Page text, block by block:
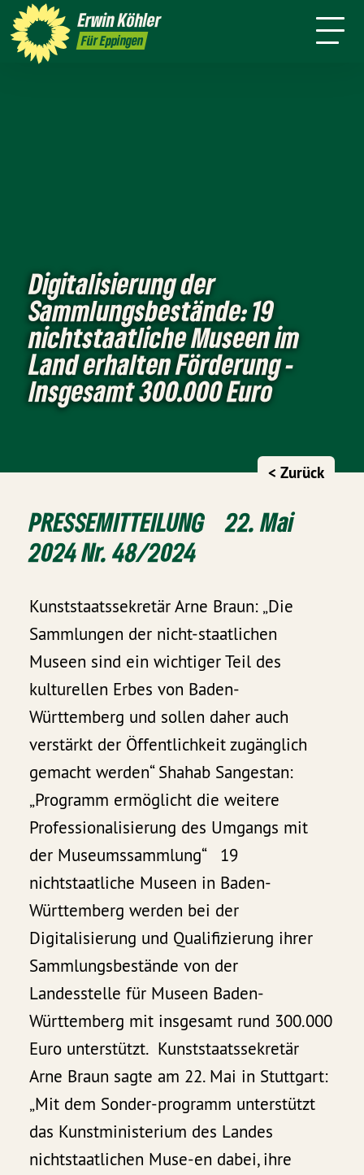
ErwinKöhler
Für Eppingen
Leichte Sprache
Wahlkreis
Digitalisierung der
Sammlungsbestände: 19
nichtstaatliche Museen im
Land erhalten Förderung -
Insgesamt 300.000 Euro
< Zurück
PRESSEMITTEILUNG 22. Mai
2024 Nr. 48/2024
Kunststaatssekretär Arne Braun: „Die
Sammlungen der nicht-staatlichen
Museen sind ein wichtiger Teil des
kulturellen Erbes von Baden-
Württemberg und sollen daher auch
verstärkt der Öffentlichkeit zugänglich
gemacht werden“ Shahab Sangestan:
„Programm ermöglicht die weitere
Professionalisierung des Umgangs mit
der Museumssammlung“ 19
nichtstaatliche Museen in Baden-
Württemberg werden bei der
Digitalisierung und Qualifizierung ihrer
Sammlungsbestände von der
Landesstelle für Museen Baden-
Württemberg mit insgesamt rund 300.000
Euro unterstützt. Kunststaatssekretär
Arne Braun sagte am 22. Mai in Stuttgart:
„Mit dem Sonder-programm unterstützt
das Kunstministerium des Landes
nichtstaatlichen Muse-en dabei, ihre